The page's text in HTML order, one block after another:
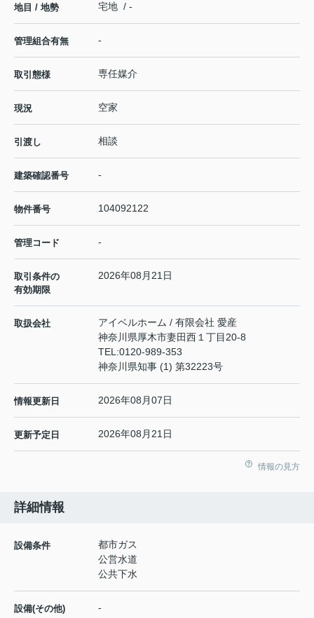
地目 / 地勢 宅地 / -
管理組合有無 -
取引態様 専任媒介
現況 空家
引渡し 相談
建築確認番号 -
物件番号 104092122
管理コード -
取引条件の
有効期限
2026年08月21日
取扱会社
アイベルホーム / 有限会社 愛産
神奈川県厚木市妻田西１丁目20-8
TEL:0120-989-353
神奈川県知事 (1) 第32223号
情報更新日 2026年08月07日
更新予定日 2026年08月21日
情報の見方
詳細情報
設備条件
都市ガス
公営水道
公共下水
設備(その他) -